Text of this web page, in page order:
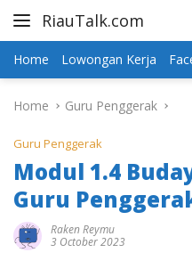
RiauTalk.com
Update
Terkini
Home Lowongan Kerja
Home Guru Penggerak
Guru Penggerak
Modul 1.4
Guru
Raken Reymu
3 October 2023